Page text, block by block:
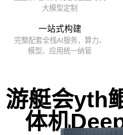
大模型定制
一站式构建
完整配套全栈AI服务，算力、
模型、应用统一纳管
游艇会yth
体机